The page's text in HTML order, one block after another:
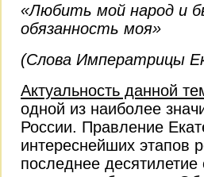
«Любить мой народ и
обязанность моя»
(Слова Императрицы
Актуальность данной
одной из наиболее
России. Правление
интереснейших этапов
последнее